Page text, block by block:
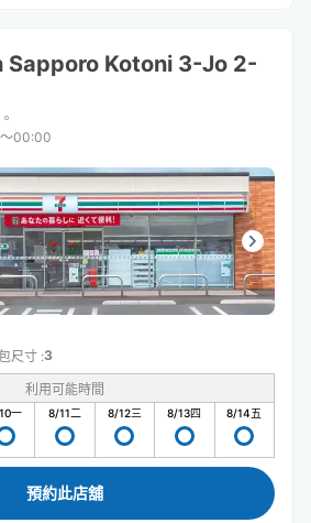
Sapporo Kotoni 3-Jo 2-
00:00
尺寸 :3
利用可能時間
一 8/11二 8/12三 8/13四 8/14五
預約此店舖